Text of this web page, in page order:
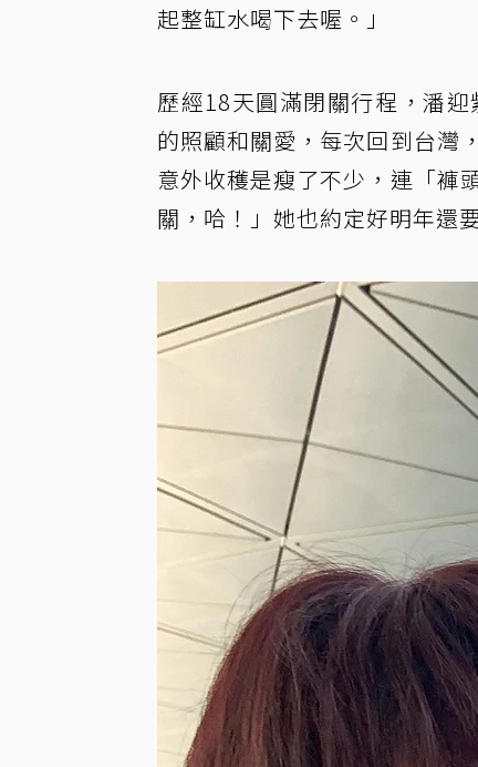
起整缸水喝下去喔。」
歷經18天圓滿閉關行程，潘
的照顧和關愛，每次回到台灣
意外收穫是瘦了不少，連「褲
關，哈！」她也約定好明年還